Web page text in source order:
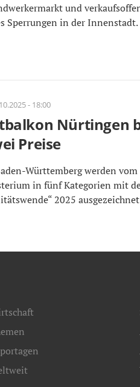
und
Sperrungen in der Innenstadt.
- 18:00
Nürtingen
Preise
Württemberg werden vom
in fünf Kategorien mit
2025